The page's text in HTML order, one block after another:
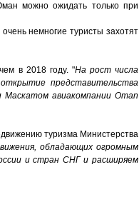
можно ожидать только при
немногие туристы захотят
в 2018 году. "На рост числа
представительства
авиакомпании Oman
туризма Министерства
обладающих огромным
и стран СНГ и расширяем